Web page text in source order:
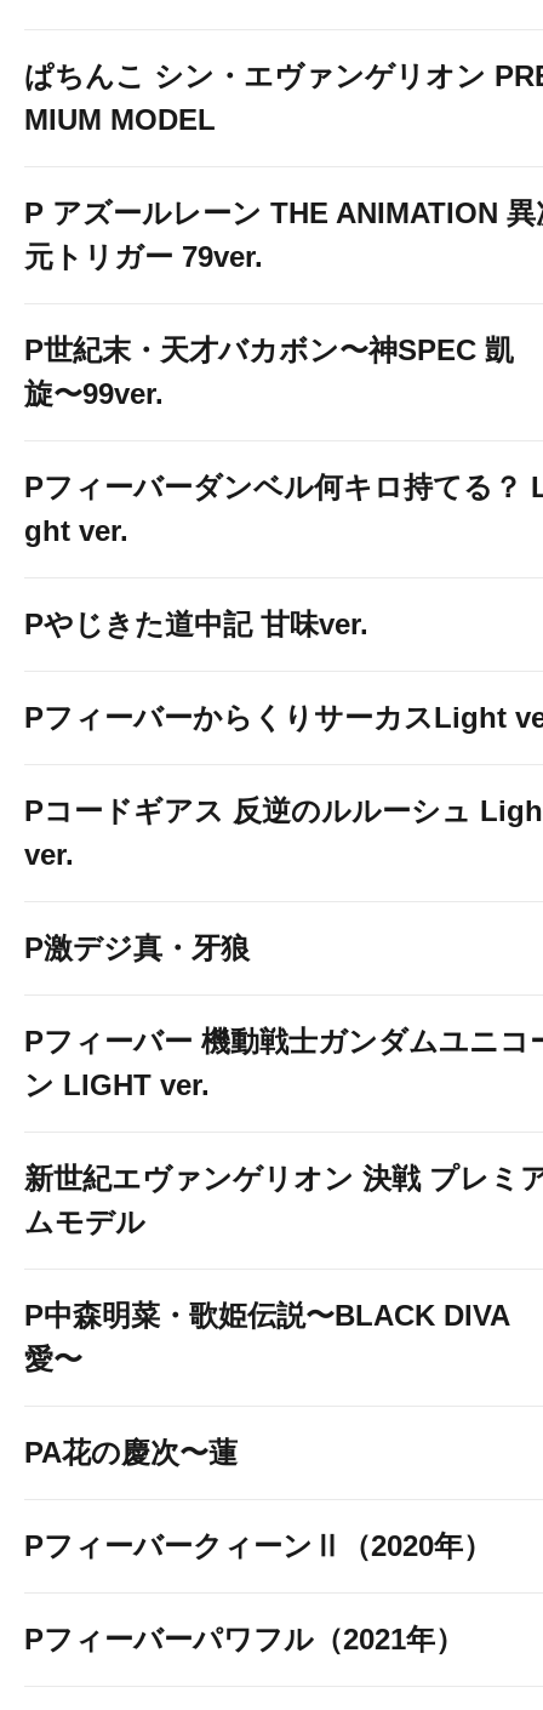
ぱちんこ シン・エヴァンゲリオン
MIUM MODEL
P アズールレーン THE ANIMATION 異
元トリガー 79ver.
P世紀末・天才バカボン〜神SPEC 凱
旋〜99ver.
Pフィーバーダンベル何キロ持てる？
ght ver.
Pやじきた道中記 甘味ver.
PフィーバーからくりサーカスLight
Pコードギアス 反逆のルルーシュ
ver.
P激デジ真・牙狼
Pフィーバー 機動戦士ガンダムユニコ
ン LIGHT ver.
新世紀エヴァンゲリオン 決戦 プレミ
ムモデル
P中森明菜・歌姫伝説〜BLACK DIVA
愛〜
PA花の慶次〜蓮
PフィーバークィーンⅡ（2020年）
Pフィーバーパワフル（2021年）